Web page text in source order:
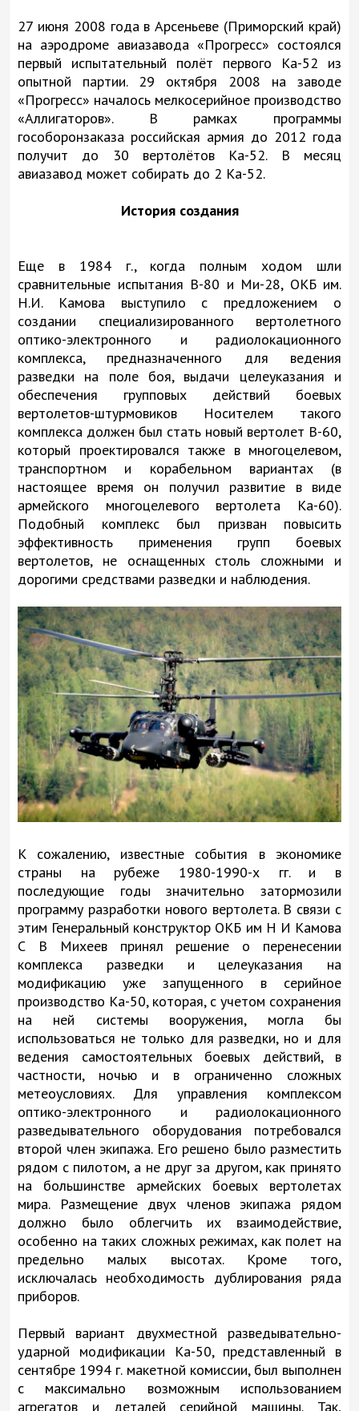
27 июня 2008 года в Арсеньеве (Приморский край)
на аэродроме авиазавода «Прогресс» состоялся
первый испытательный полёт первого Ка-52 из
опытной партии. 29 октября 2008 на заводе
«Прогресс» началось мелкосерийное производство
«Аллигаторов». В рамках программы
гособоронзаказа российская армия до 2012 года
получит до 30 вертолётов Ка-52. В месяц
авиазавод может собирать до 2 Ка-52.
История создания
Еще в 1984 г., когда полным ходом шли
сравнительные испытания В-80 и Ми-28, ОКБ им.
Н.И. Камова выступило с предложением о
создании специализированного вертолетного
оптико-электронного и радиолокационного
комплекса, предназначенного для ведения
разведки на поле боя, выдачи целеуказания и
обеспечения групповых действий боевых
вертолетов-штурмовиков Носителем такого
комплекса должен был стать новый вертолет В-60,
который проектировался также в многоцелевом,
транспортном и корабельном вариантах (в
настоящее время он получил развитие в виде
армейского многоцелевого вертолета Ка-60).
Подобный комплекс был призван повысить
эффективность применения групп боевых
вертолетов, не оснащенных столь сложными и
дорогими средствами разведки и наблюдения.
К сожалению, известные события в экономике
страны на рубеже 1980-1990-х гг. и в
последующие годы значительно затормозили
программу разработки нового вертолета. В связи с
этим Генеральный конструктор ОКБ им Н И Камова
С В Михеев принял решение о перенесении
комплекса разведки и целеуказания на
модификацию уже запущенного в серийное
производство Ка-50, которая, с учетом сохранения
на ней системы вооружения, могла бы
использоваться не только для разведки, но и для
ведения самостоятельных боевых действий, в
частности, ночью и в ограниченно сложных
метеоусловиях. Для управления комплексом
оптико-электронного и радиолокационного
разведывательного оборудования потребовался
второй член экипажа. Его решено было разместить
рядом с пилотом, а не друг за другом, как принято
на большинстве армейских боевых вертолетах
мира. Размещение двух членов экипажа рядом
должно было облегчить их взаимодействие,
особенно на таких сложных режимах, как полет на
предельно малых высотах. Кроме того,
исключалась необходимость дублирования ряда
приборов.
Первый вариант двухместной разведывательно-
ударной модификации Ка-50, представленный в
сентябре 1994 г. макетной комиссии, был выполнен
с максимально возможным использованием
агрегатов и деталей серийной машины. Так,